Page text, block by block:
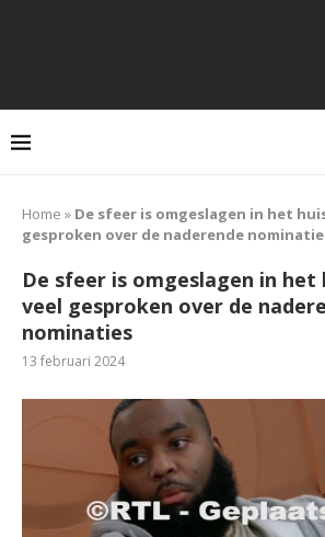
Home » De sfeer is omgeslagen in het
gesproken over de naderende
De sfeer is omgeslagen in
veel gesproken over de
nominaties
13 februari 2024